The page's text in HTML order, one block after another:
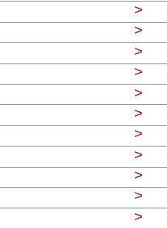
>
>
>
>
>
>
>
>
>
>
>